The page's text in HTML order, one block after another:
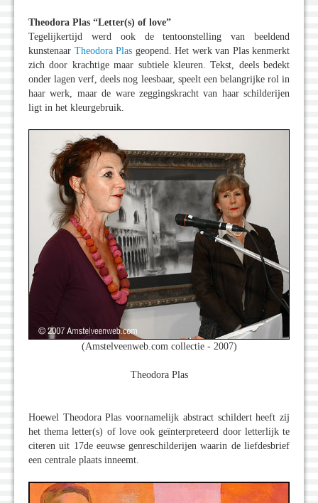
Theodora Plas “Letter(s) of love”
Tegelijkertijd werd ook de tentoonstelling van beeldend
kunstenaar Theodora Plas geopend. Het werk van Plas kenmerkt
zich door krachtige maar subtiele kleuren. Tekst, deels bedekt
onder lagen verf, deels nog leesbaar, speelt een belangrijke rol in
haar werk, maar de ware zeggingskracht van haar schilderijen
ligt in het kleurgebruik.
(Amstelveenweb.com collectie - 2007)
Theodora Plas
Hoewel Theodora Plas voornamelijk abstract schildert heeft zij
het thema letter(s) of love ook geïnterpreteerd door letterlijk te
citeren uit 17de eeuwse genreschilderijen waarin de liefdesbrief
een centrale plaats inneemt.